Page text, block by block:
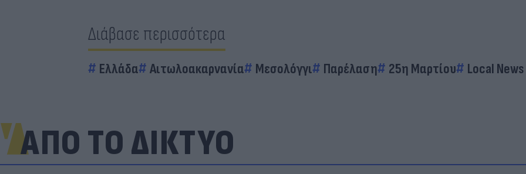
Διάβασε περισσότερα
Ελλάδα Αιτωλοακαρνανία Μεσολόγγι Παρέλαση 25η Μαρτίου Local News
ΑΠΟ ΤΟ ΔΙΚΤΥΟ